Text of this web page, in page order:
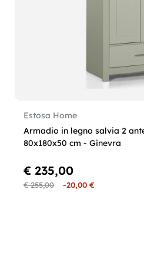
Estosa Home
Armadio in legno salvia 2
80x180x50 cm - Ginevra
€ 255,00 -20,00 €
€ 235,00